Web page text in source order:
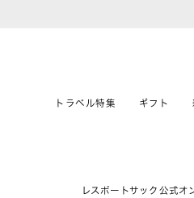
トラベル特集 ギフト
レスポートサック公式オ